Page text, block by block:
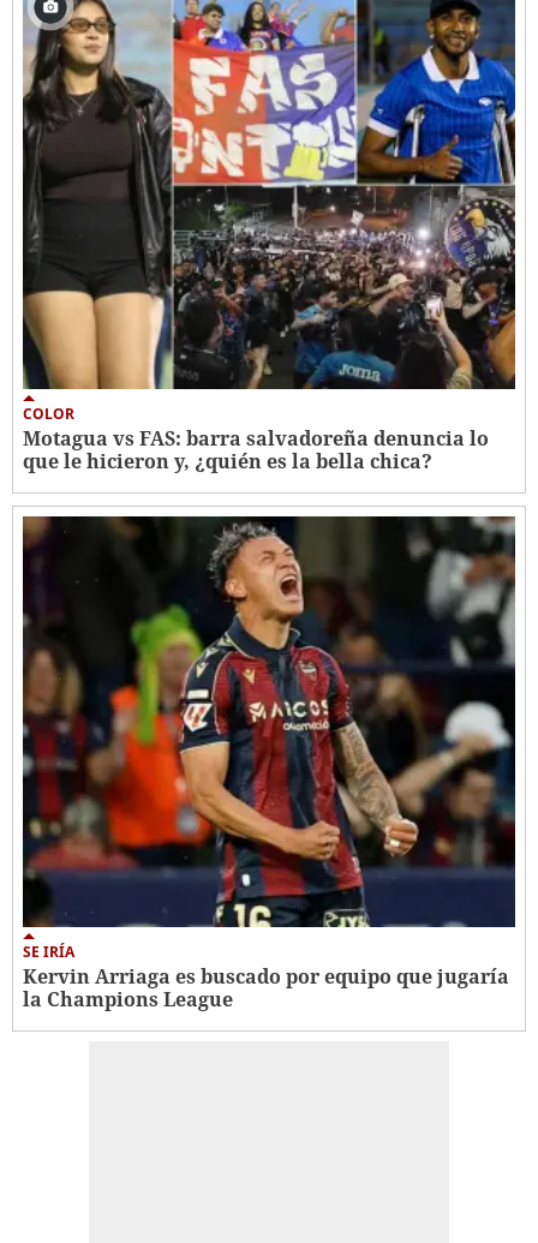
COLOR
Motagua vs FAS: barra salvadoreña denuncia lo
que le hicieron y, ¿quién es la bella chica?
SE IRÍA
Kervin Arriaga es buscado por equipo que jugaría
la Champions League